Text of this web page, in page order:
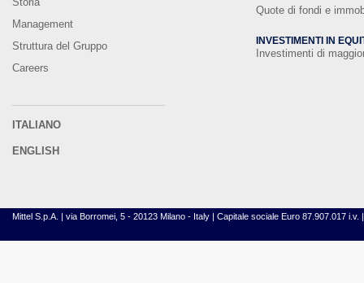
Management
Struttura del Gruppo
Careers
ITALIANO
ENGLISH
Quote di fondi e
INVESTIMENTI IN
Investimenti di
Mittel S.p.A. | via Borromei, 5 - 20123 Milano - Italy | Capitale sociale Euro 87.907.017